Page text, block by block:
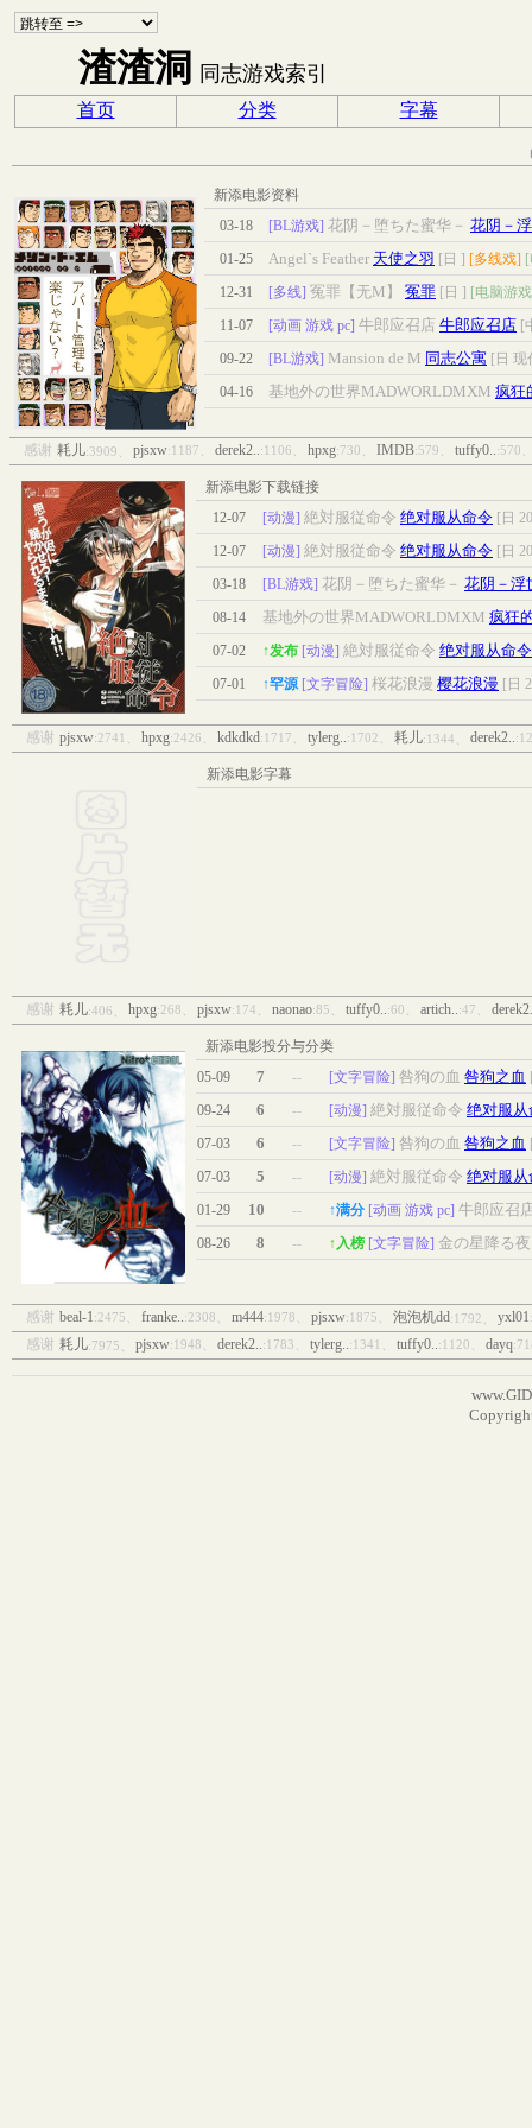
渣渣洞 同志游戏索引
首页 分类 字幕
新添电影资料
03-18
[BL游戏] 花阴－堕ちた蜜华－ 花阴－
01-25 Angel`s Feather 天使之羽 [日 ] [多线戏]
12-31
[多线] 冤罪【无M】 冤罪 [日 ] [电脑游
11-07
[动画 游戏 pc] 牛郎应召店 牛郎应召店 [
09-22
[BL游戏] Mansion de M 同志公寓 [日 现
04-16
基地外の世界MADWORLDMXM 疯狂
感谢 耗儿:3909、 pjsxw:1187、 derek2..:1106、 hpxg:730、 IMDB:579、 tuffy0..:570
新添电影下载链接
12-07
[动漫] 絶対服従命令 绝对服从命令 [日
12-07
[动漫] 絶対服従命令 绝对服从命令 [日
03-18
[BL游戏] 花阴－堕ちた蜜华－ 花阴－浮
08-14 基地外の世界MADWORLDMXM 疯狂
07-02 ↑发布 [动漫] 絶対服従命令 绝对服从命令
07-01 ↑罕源 [文字冒险] 桜花浪漫 樱花浪漫 [日
感谢 pjsxw:2741、 hpxg:2426、 kdkdkd:1717、 tylerg..:1702、 耗儿:1344、 derek2..
新添电影字幕
感谢 耗儿:406、 hpxg:268、 pjsxw:174、 naonao:85、 tuffy0..:60、 artich..:47、
新添电影投分与分类
05-09
7 -- [文字冒险] 咎狗の血 咎狗之血
09-24
6 -- [动漫] 絶対服従命令 绝对服从
07-03 6 -- [文字冒险] 咎狗の血 咎狗之血
07-03
5 -- [动漫] 絶対服従命令 绝对服从
01-29 10 -- ↑满分 [动画 游戏 pc] 牛郎应召
08-26 8 -- ↑入榜 [文字冒险] 金の星降る夜
感谢 beal-1:2475、 franke..:2308、 m444:1978、 pjsxw:1875、 泡泡机dd:1792、 yxl01
感谢 耗儿:7975、 pjsxw:1948、 derek2..:1783、 tylerg..:1341、 tuffy0..:1120、 dayq